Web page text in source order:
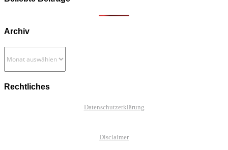
Archiv
Archiv
Rechtliches
Datenschutzerklärung
Disclaimer